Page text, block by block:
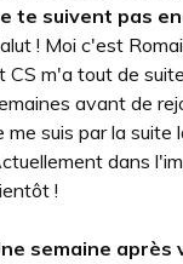
te suivent pas
! Moi c'est
CS m'a tout de
avant de
me suis par la
dans
!
semaine après